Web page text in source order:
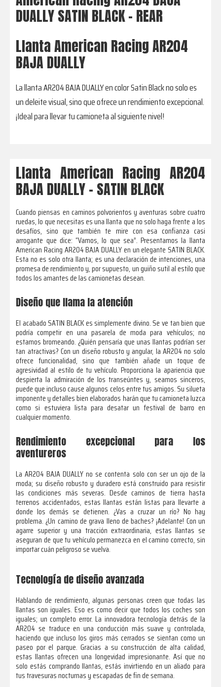
DUALLY SATIN BLACK – REAR
Llanta American Racing AR204
BAJA DUALLY
La llanta AR204 BAJA DUALLY en color Satin Black no solo es
un deleite visual, sino que ofrece un rendimiento excepcional.
¡Ideal para llevar tu camioneta al siguiente nivel!
Llanta American Racing AR204
BAJA DUALLY – SATIN BLACK
Cuando piensas en caminos polvorientos y aventuras sobre cuatro
ruedas, lo que necesitas es una llanta que no solo haga frente a los
desafíos, sino que también te mire con esa confianza casi
arrogante que dice: “Vamos, lo que sea”. Presentamos la llanta
American Racing AR204 BAJA DUALLY en un elegante SATIN BLACK.
Esta no es solo otra llanta; es una declaración de intenciones, una
promesa de rendimiento y, por supuesto, un guiño sutil al estilo que
todos los amantes de las camionetas desean.
Diseño que llama la atención
El acabado SATIN BLACK es simplemente divino. Se ve tan bien que
podría competir en una pasarela de moda para vehículos; no
estamos bromeando. ¿Quién pensaría que unas llantas podrían ser
tan atractivas? Con un diseño robusto y angular, la AR204 no solo
ofrece funcionalidad, sino que también añade un toque de
agresividad al estilo de tu vehículo. Proporciona la apariencia que
despierta la admiración de los transeúntes y, seamos sinceros,
puede que incluso cause algunos celos entre tus amigos. Su silueta
imponente y detalles bien elaborados harán que tu camioneta luzca
como si estuviera lista para desatar un festival de barro en
cualquier momento.
Rendimiento excepcional para los
aventureros
La AR204 BAJA DUALLY no se contenta solo con ser un ojo de la
moda; su diseño robusto y duradero está construido para resistir
las condiciones más severas. Desde caminos de tierra hasta
terrenos accidentados, estas llantas están listas para llevarte a
donde los demás se detienen. ¿Vas a cruzar un río? No hay
problema. ¿Un camino de grava lleno de baches? ¡Adelante! Con un
agarre superior y una tracción extraordinaria, estas llantas se
aseguran de que tu vehículo permanezca en el camino correcto, sin
importar cuán peligroso se vuelva.
Tecnología de diseño avanzada
Hablando de rendimiento, algunas personas creen que todas las
llantas son iguales. Eso es como decir que todos los coches son
iguales; un completo error. La innovadora tecnología detrás de la
AR204 se traduce en una conducción más suave y controlada,
haciendo que incluso los giros más cerrados se sientan como un
paseo por el parque. Gracias a su construcción de alta calidad,
estas llantas ofrecen una longevidad impresionante. Así que no
solo estás comprando llantas, estás invirtiendo en un aliado para
tus travesuras nocturnas y escapadas de fin de semana.